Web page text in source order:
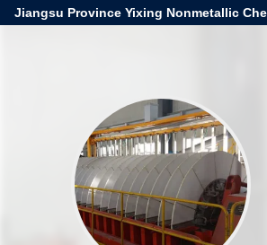
Jiangsu Province Yixing Nonmetallic